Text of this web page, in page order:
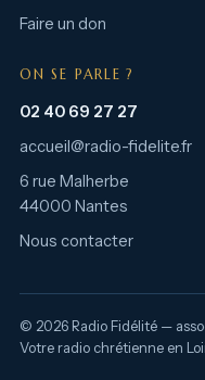
Faire un don
ON SE PARLE ?
02 40 69 27 27
accueil@radio-fidelite.fr
6 rue Malherbe
44000 Nantes
Nous contacter
© 2026 Radio Fidélité —
Votre radio chrétienne en